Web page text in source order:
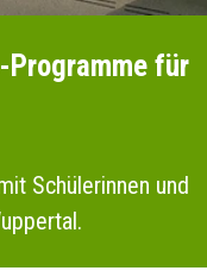
Programme für
Schülerinnen und